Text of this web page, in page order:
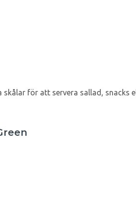
för att servera sallad, snacks